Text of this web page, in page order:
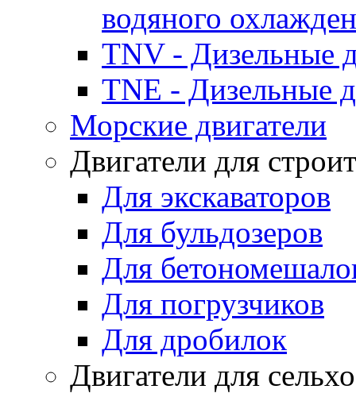
водяного
TNV - Дизельные
TNE - Дизельные
Морские двигатели
Двигатели для
Для экскаваторов
Для бульдозеров
Для
Для погрузчиков
Для дробилок
Двигатели для